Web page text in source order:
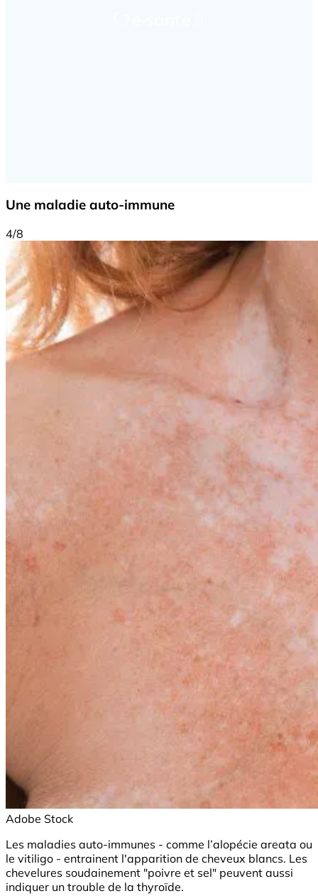
Une maladie auto-immune
4/8
Adobe Stock
Les maladies auto-immunes - comme l’alopécie areata ou
le vitiligo - entrainent l'apparition de cheveux blancs. Les
chevelures soudainement "poivre et sel" peuvent aussi
indiquer un trouble de la thyroïde.